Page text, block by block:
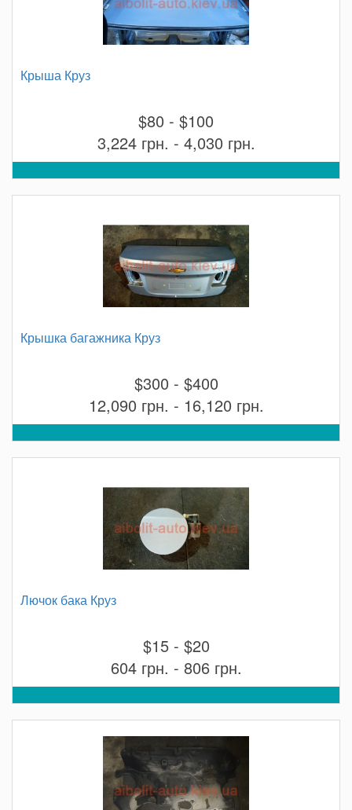
Крыша Круз
$80 - $100
3,224 грн. - 4,030 грн.
Крышка багажника Круз
$300 - $400
12,090 грн. - 16,120 грн.
Лючок бака Круз
$15 - $20
604 грн. - 806 грн.